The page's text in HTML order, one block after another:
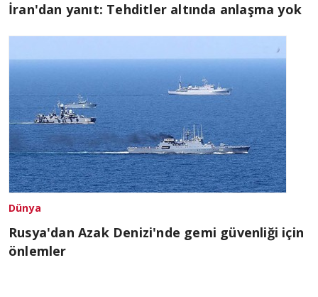
İran'dan yanıt: Tehditler altında anlaşma yok
Dünya
Rusya'dan Azak Denizi'nde gemi güvenliği için
önlemler